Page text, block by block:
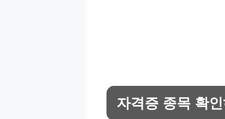
자격증 종목 확인